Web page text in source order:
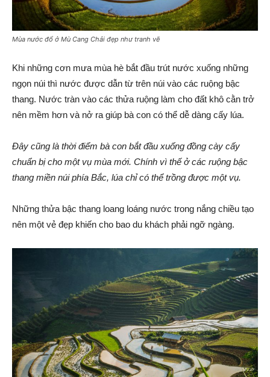
Mùa nước đổ ở Mù Cang Chải đẹp như tranh vẽ
Khi những cơn mưa mùa hè bắt đầu trút nước xuống những
ngọn núi thì nước được dẫn từ trên núi vào các ruộng bậc
thang. Nước tràn vào các thửa ruộng làm cho đất khô cằn trở
nên mềm hơn và nở ra giúp bà con có thể dễ dàng cấy lúa.
Đây cũng là thời điểm bà con bắt đầu xuống đồng cày cấy
chuẩn bị cho một vụ mùa mới. Chính vì thế ở các ruộng bậc
thang miền núi phía Bắc, lúa chỉ có thể trồng được một vụ.
Những thửa bậc thang loang loáng nước trong nắng chiều tạo
nên một vẻ đẹp khiến cho bao du khách phải ngỡ ngàng.